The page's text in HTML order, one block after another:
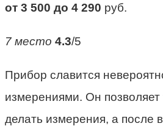
от 3 500 до 4 290 руб.
7 место 4.3/5
Прибор славится
измерениями. Он позволяет
делать измерения, а после